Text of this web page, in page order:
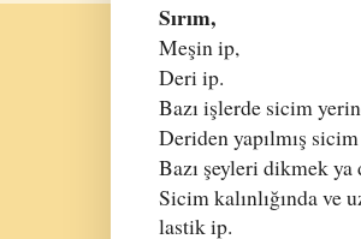
Sırım,
Meşin ip,
Deri ip.
Bazı işlerde sicim
Deriden yapılmış
Bazı şeyleri dikmek ya
Sicim kalınlığında ve
lastik ip.